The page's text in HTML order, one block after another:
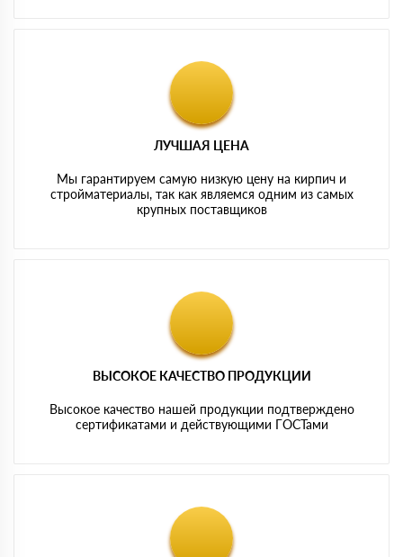
ЛУЧШАЯ ЦЕНА
Мы гарантируем самую низкую цену на кирпич и
стройматериалы, так как являемся одним из самых
крупных поставщиков
ВЫСОКОЕ КАЧЕСТВО ПРОДУКЦИИ
Высокое качество нашей продукции подтверждено
сертификатами и действующими ГОСТами